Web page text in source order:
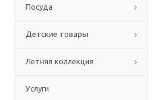
Посуда
Детские товары
Летняя коллекция
Услуги